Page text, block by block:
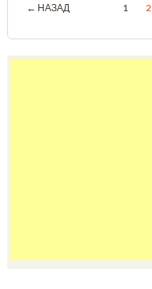
← НАЗАД 1 2